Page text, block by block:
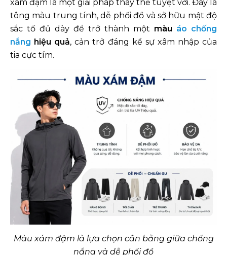
xám đậm là một giải pháp thay thế tuyệt vời. Đây là
tông màu trung tính, dễ phối đồ và sở hữu mật độ
sắc tố đủ dày để trở thành một màu áo chống
nắng hiệu quả, cản trở đáng kể sự xâm nhập của
tia cực tím.
Màu xám đậm là lựa chọn cân bằng giữa chống
nắng và dễ phối đồ